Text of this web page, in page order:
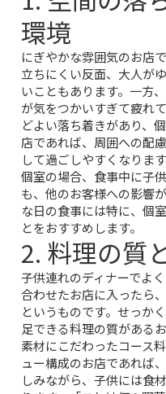
環境
にぎやかな雰囲気のお店
立ちにくい反面、大人が
いこともあります。一方
が気をつかいすぎて疲れ
どよい落ち着きがあり、
店であれば、周囲への配
して過ごしやすくなります
個室の場合、食事中に子
も、他のお客様への影響
な日の食事には特に、個
とをおすすめします。
2. 料理の質
子供連れのディナーでよ
合わせたお店に入ったら
というものです。せっか
足できる料理の質がある
素材にこだわったコース
ュー構成のお店であれば
しみながら、子供には食